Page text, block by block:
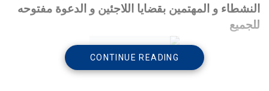
النشطاء و المهتمين بقضايا اللاجئين و الدعوة مفتوحه
للجميع
CONTINUE READING